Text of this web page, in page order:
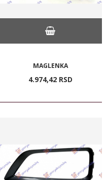
MAGLENKA
4.974,42 RSD